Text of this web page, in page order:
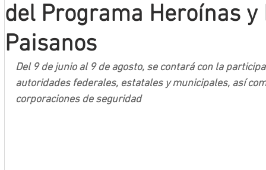
del Programa Heroínas y
Paisanos
Del 9 de junio al 9 de agosto, se contará con la
autoridades federales, estatales y municipales, así
corporaciones de seguridad